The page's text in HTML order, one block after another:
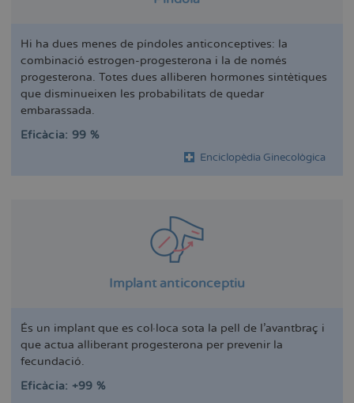
Hi ha dues menes de píndoles anticonceptives: la
combinació estrogen-progesterona i la de només
progesterona. Totes dues alliberen hormones sintètiques
que disminueixen les probabilitats de quedar
embarassada.
Eficàcia: 99 %
Enciclopèdia Ginecològica
Implant anticonceptiu
És un implant que es col·loca sota la pell de l'avantbraç i
que actua alliberant progesterona per prevenir la
fecundació.
Eficàcia: +99 %